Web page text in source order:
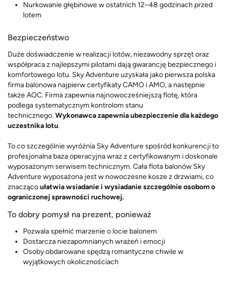
Nurkowanie głębinowe w ostatnich 12–48 godzinach przed
lotem
Bezpieczeństwo
Duże doświadczenie w realizacji lotów, niezawodny sprzęt oraz
współpraca z najlepszymi pilotami dają gwarancję bezpiecznego i
komfortowego lotu. Sky Adventure uzyskała jako pierwsza polska
firma balonowa najpierw certyfikaty CAMO i AMO, a następnie
także AOC. Firma zapewnia najnowocześniejszą flotę, która
podlega systematycznym kontrolom stanu
technicznego.Wykonawca zapewnia ubezpieczenie dla każdego
uczestnika lotu.
To co szczególnie wyróżnia Sky Adventure spośród konkurencji to
profesjonalna baza operacyjna wraz z certyfikowanym i doskonale
wyposażonym serwisem technicznym. Cała flota balonów Sky
Adventure wyposażona jest w nowoczesne kosze z drzwiami, co
znaczącoułatwia wsiadanie i wysiadanie szczególnie osobom o
ograniczonej sprawności ruchowej.
To dobry pomysł na prezent, ponieważ
Pozwala spełnić marzenie o locie balonem
Dostarcza niezapomnianych wrażeń i emocji
Osoby obdarowane spędzą romantyczne chwile w
wyjątkowych okolicznościach